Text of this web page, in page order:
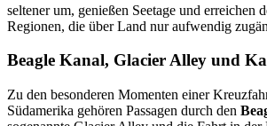
seltener um, genießen Seetage und erreichen
Regionen, die über Land nur aufwendig
Beagle Kanal, Glacier Alley und
Zu den besonderen Momenten einer
Südamerika gehören Passagen durch den